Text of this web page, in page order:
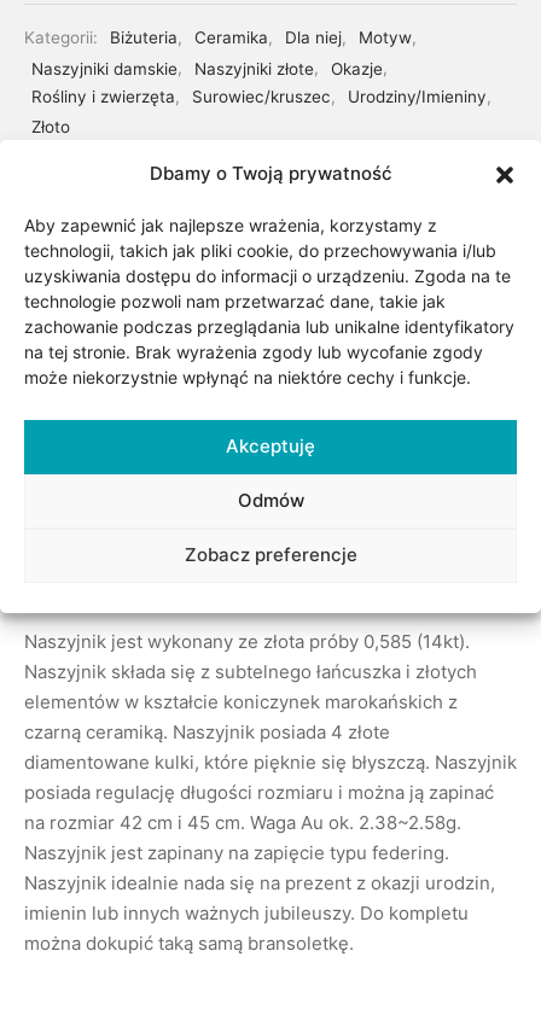
Dbamy o Twoją prywatność
Aby zapewnić jak najlepsze wrażenia, korzystamy z
technologii, takich jak pliki cookie, do przechowywania i/lub
uzyskiwania dostępu do informacji o urządzeniu. Zgoda na te
technologie pozwoli nam przetwarzać dane, takie jak
zachowanie podczas przeglądania lub unikalne identyfikatory
na tej stronie. Brak wyrażenia zgody lub wycofanie zgody
może niekorzystnie wpłynąć na niektóre cechy i funkcje.
Akceptuję
Odmów
Zobacz preferencje
Kategorii: Biżuteria, Ceramika, Dla niej, Motyw,
Naszyjniki damskie, Naszyjniki złote, Okazje,
Rośliny i zwierzęta, Surowiec/kruszec, Urodziny/Imieniny,
Złoto
Udostępnij
Naszyjnik jest wykonany ze złota próby 0,585 (14kt).
Naszyjnik składa się z subtelnego łańcuszka i złotych
elementów w kształcie koniczynek marokańskich z
czarną ceramiką. Naszyjnik posiada 4 złote
diamentowane kulki, które pięknie się błyszczą. Naszyjnik
posiada regulację długości rozmiaru i można ją zapinać
na rozmiar 42 cm i 45 cm. Waga Au ok. 2.38~2.58g.
Naszyjnik jest zapinany na zapięcie typu federing.
Naszyjnik idealnie nada się na prezent z okazji urodzin,
imienin lub innych ważnych jubileuszy. Do kompletu
można dokupić taką samą bransoletkę.